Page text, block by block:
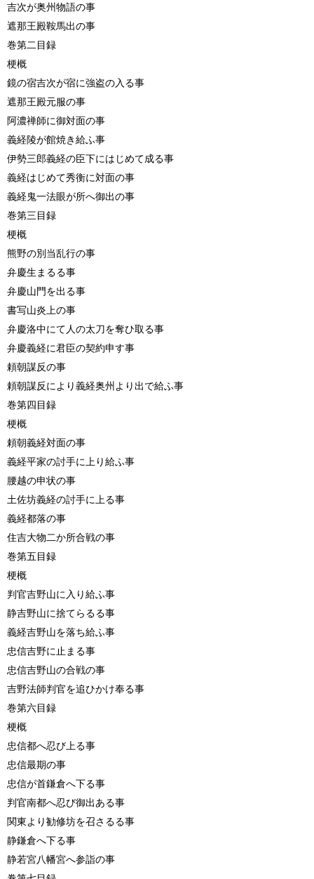
吉次が奥州物語の事
遮那王殿鞍馬出の事
巻第二目録
梗概
鏡の宿吉次が宿に強盗の入る事
遮那王殿元服の事
阿濃禅師に御対面の事
義経陵が館焼き給ふ事
伊勢三郎義経の臣下にはじめて成る事
義経はじめて秀衡に対面の事
義経鬼一法眼が所へ御出の事
巻第三目録
梗概
熊野の別当乱行の事
弁慶生まるる事
弁慶山門を出る事
書写山炎上の事
弁慶洛中にて人の太刀を奪ひ取る事
弁慶義経に君臣の契約申す事
頼朝謀反の事
頼朝謀反により義経奥州より出で給ふ事
巻第四目録
梗概
頼朝義経対面の事
義経平家の討手に上り給ふ事
腰越の申状の事
土佐坊義経の討手に上る事
義経都落の事
住吉大物二か所合戦の事
巻第五目録
梗概
判官吉野山に入り給ふ事
静吉野山に捨てらるる事
義経吉野山を落ち給ふ事
忠信吉野に止まる事
忠信吉野山の合戦の事
吉野法師判官を追ひかけ奉る事
巻第六目録
梗概
忠信都へ忍び上る事
忠信最期の事
忠信が首鎌倉へ下る事
判官南都へ忍び御出ある事
関東より勧修坊を召さるる事
静鎌倉へ下る事
静若宮八幡宮へ参詣の事